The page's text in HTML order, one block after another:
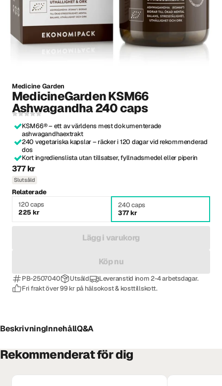
Medicine Garden
MedicineGarden KSM66
Ashwagandha 240 caps
KSM66® – ett av världens mest dokumenterade
ashwagandhaextrakt
240 vegetariska kapslar – räcker i 120 dagar vid rekommenderad
dos
Kort ingredienslista utan tillsatser, fyllnadsmedel eller piperin
377 kr
Slutsåld
Relaterade
120 caps
225 kr
240 caps
377 kr
Lägg i varukorg
Köp nu
PB-2507040 Utsåld
Leveranstid inom 2-4 arbetsdagar.
Fri frakt över 99 kr på hälsokost & kosttillskott.
BeskrivningInnehållQ&A
Rekommenderat för dig